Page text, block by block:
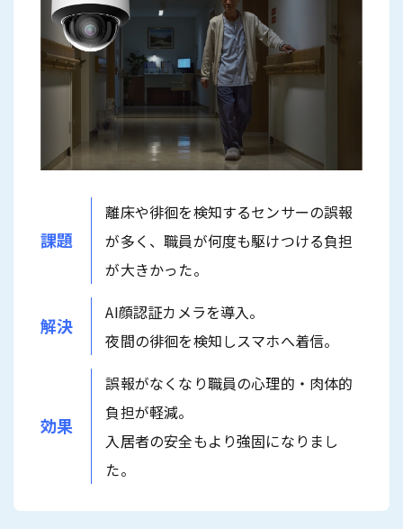
課題
離床や徘徊を検知するセンサーの誤報
が多く、職員が何度も駆けつける負担
が大きかった。
解決
AI顔認証カメラを導入。
夜間の徘徊を検知しスマホへ着信。
効果
誤報がなくなり職員の心理的・肉体的
負担が軽減。
入居者の安全もより強固になりまし
た。